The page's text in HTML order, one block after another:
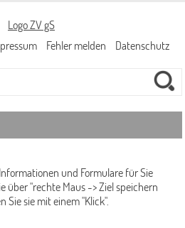
Fehler melden Datenschutz
(NiWaG)
und Formulare für Sie
über "rechte Maus -> Ziel speichern
sie mit einem "Klick".